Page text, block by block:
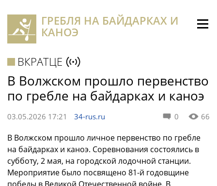
ГРЕБЛЯ НА БАЙДАРКАХ И
КАНОЭ
ВКРАТЦЕ
В Волжском прошло первенство
по гребле на байдарках и каноэ
0 66
03.05.2026 17:21 34-rus.ru
В Волжском прошло личное первенство по гребле
на байдарках и каноэ. Соревнования состоялись в
субботу, 2 мая, на городской лодочной станции.
Мероприятие было посвящено 81-й годовщине